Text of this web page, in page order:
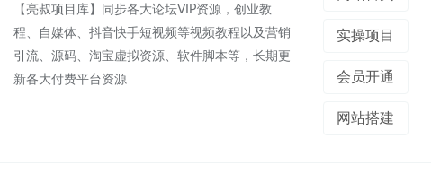
【亮叔项目库】同步各大论坛VIP资源，创业教
程、自媒体、抖音快手短视频等视频教程以及营销
引流、源码、淘宝虚拟资源、软件脚本等，长期更
新各大付费平台资源
实操项目
会员开通
网站搭建